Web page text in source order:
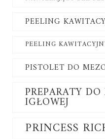
PEELING
PEELING
PISTOLET DO
PREPARATY
IGŁOWEJ
PRINCESS